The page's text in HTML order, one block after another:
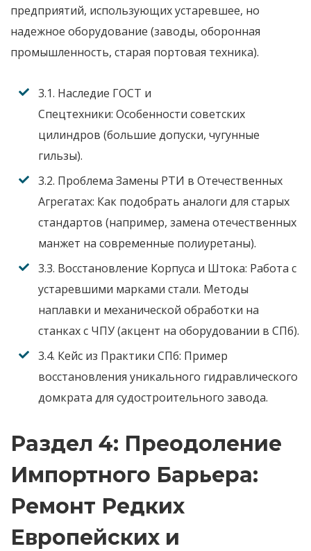
предприятий, использующих устаревшее, но
надежное оборудование (заводы, оборонная
промышленность, старая портовая техника).
3.1. Наследие ГОСТ и
Спецтехники: Особенности советских
цилиндров (большие допуски, чугунные
гильзы).
3.2. Проблема Замены РТИ в Отечественных
Агрегатах: Как подобрать аналоги для старых
стандартов (например, замена отечественных
манжет на современные полиуретаны).
3.3. Восстановление Корпуса и Штока: Работа с
устаревшими марками стали. Методы
наплавки и механической обработки на
станках с ЧПУ (акцент на оборудовании в СПб).
3.4. Кейс из Практики СПб: Пример
восстановления уникального гидравлического
домкрата для судостроительного завода.
Раздел 4: Преодоление
Импортного Барьера:
Ремонт Редких
Европейских и